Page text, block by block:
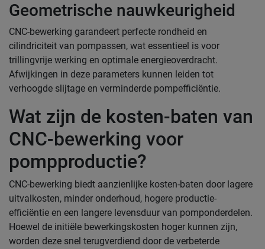
Geometrische nauwkeurigheid
CNC-bewerking garandeert perfecte rondheid en
cilindriciteit van pompassen, wat essentieel is voor
trillingvrije werking en optimale energieoverdracht.
Afwijkingen in deze parameters kunnen leiden tot
verhoogde slijtage en verminderde pompefficiëntie.
Wat zijn de kosten-baten van
CNC-bewerking voor
pompproductie?
CNC-bewerking biedt aanzienlijke kosten-baten door lagere
uitvalkosten, minder onderhoud, hogere productie-
efficiëntie en een langere levensduur van pomponderdelen.
Hoewel de initiële bewerkingskosten hoger kunnen zijn,
worden deze snel terugverdiend door de verbeterde